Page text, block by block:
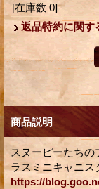
[在庫数 0]
返品特約に関す
商品説明
スヌーピーたち
ラスミニキャニ
https://